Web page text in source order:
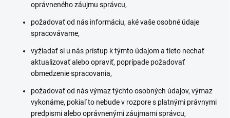
oprávneného záujmu správcu,
požadovať od nás informáciu, aké vaše osobné údaje
spracovávame,
vyžiadať si u nás prístup k týmto údajom a tieto nechať
aktualizovať alebo opraviť, poprípade požadovať
obmedzenie spracovania,
požadovať od nás výmaz týchto osobných údajov, výmaz
vykonáme, pokiaľ to nebude v rozpore s platnými právnymi
predpismi alebo oprávnenými záujmami správcu,